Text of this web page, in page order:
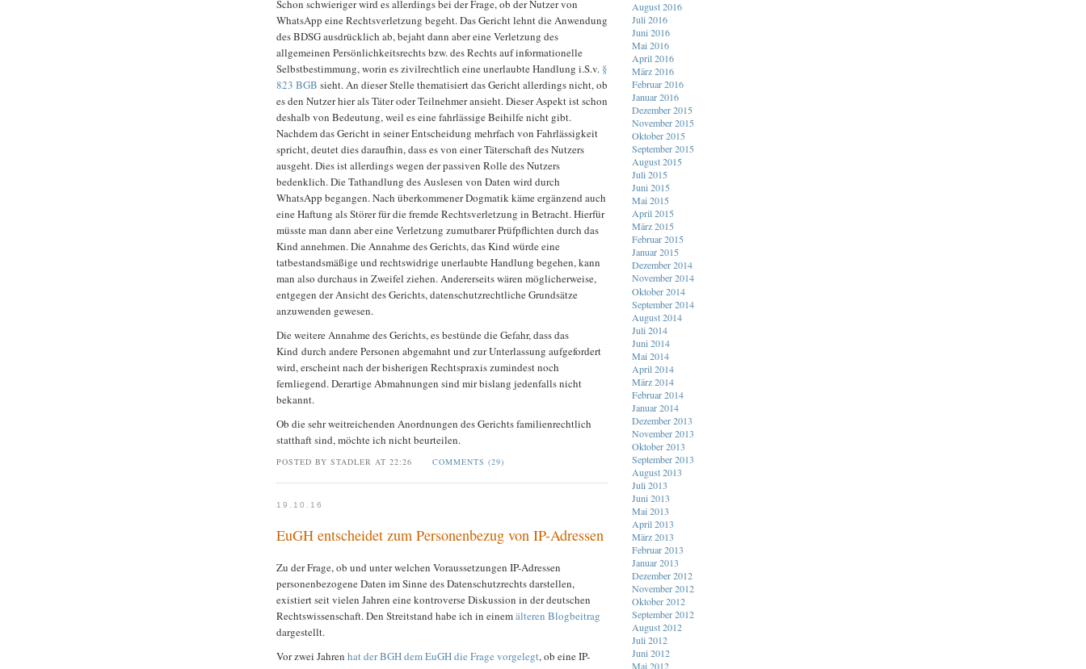
Schon schwieriger wird es allerdings bei der Frage, ob der Nutzer von
WhatsApp eine Rechtsverletzung begeht. Das Gericht lehnt die Anwendung
des BDSG ausdrücklich ab, bejaht dann aber eine Verletzung des
allgemeinen Persönlichkeitsrechts bzw. des Rechts auf informationelle
Selbstbestimmung, worin es zivilrechtlich eine unerlaubte Handlung i.S.v. §
823 BGB sieht. An dieser Stelle thematisiert das Gericht allerdings nicht, ob
es den Nutzer hier als Täter oder Teilnehmer ansieht. Dieser Aspekt ist schon
deshalb von Bedeutung, weil es eine fahrlässige Beihilfe nicht gibt.
Nachdem das Gericht in seiner Entscheidung mehrfach von Fahrlässigkeit
spricht, deutet dies daraufhin, dass es von einer Täterschaft des Nutzers
ausgeht. Dies ist allerdings wegen der passiven Rolle des Nutzers
bedenklich. Die Tathandlung des Auslesen von Daten wird durch
WhatsApp begangen. Nach überkommener Dogmatik käme ergänzend auch
eine Haftung als Störer für die fremde Rechtsverletzung in Betracht. Hierfür
müsste man dann aber eine Verletzung zumutbarer Prüfpflichten durch das
Kind annehmen. Die Annahme des Gerichts, das Kind würde eine
tatbestandsmäßige und rechtswidrige unerlaubte Handlung begehen, kann
man also durchaus in Zweifel ziehen. Andererseits wären möglicherweise,
entgegen der Ansicht des Gerichts, datenschutzrechtliche Grundsätze
anzuwenden gewesen.
Die weitere Annahme des Gerichts, es bestünde die Gefahr, dass das
Kind durch andere Personen abgemahnt und zur Unterlassung aufgefordert
wird, erscheint nach der bisherigen Rechtspraxis zumindest noch
fernliegend. Derartige Abmahnungen sind mir bislang jedenfalls nicht
bekannt.
Ob die sehr weitreichenden Anordnungen des Gerichts familienrechtlich
statthaft sind, möchte ich nicht beurteilen.
POSTED BY STADLER AT 22:26 COMMENTS (29)
19.10.16
EuGH entscheidet zum Personenbezug von IP-Adressen
Zu der Frage, ob und unter welchen Voraussetzungen IP-Adressen
personenbezogene Daten im Sinne des Datenschutzrechts darstellen,
existiert seit vielen Jahren eine kontroverse Diskussion in der deutschen
Rechtswissenschaft. Den Streitstand habe ich in einemälteren Blogbeitrag
dargestellt.
Vor zwei Jahren hat der BGH dem EuGH die Frage vorgelegt, ob eine IP-
August 2016
Juli 2016
Juni 2016
Mai 2016
April 2016
März 2016
Februar 2016
Januar 2016
Dezember 2015
November 2015
Oktober 2015
September 2015
August 2015
Juli 2015
Juni 2015
Mai 2015
April 2015
März 2015
Februar 2015
Januar 2015
Dezember 2014
November 2014
Oktober 2014
September 2014
August 2014
Juli 2014
Juni 2014
Mai 2014
April 2014
März 2014
Februar 2014
Januar 2014
Dezember 2013
November 2013
Oktober 2013
September 2013
August 2013
Juli 2013
Juni 2013
Mai 2013
April 2013
März 2013
Februar 2013
Januar 2013
Dezember 2012
November 2012
Oktober 2012
September 2012
August 2012
Juli 2012
Juni 2012
Mai 2012